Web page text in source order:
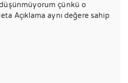
düşünmüyorum çünkü o
Açıklama aynı değere sahip